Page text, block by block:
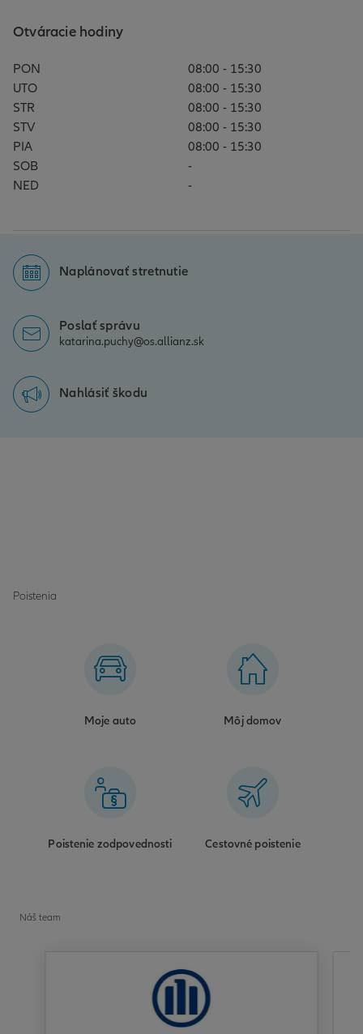
Otváracie hodiny
PON
08:00 - 15:30
UTO
08:00 - 15:30
STR
08:00 - 15:30
STV
08:00 - 15:30
PIA
08:00 - 15:30
SOB
-
NED
-
Naplánovať stretnutie
Poslať správu
katarina.puchy@os.allianz.sk
Nahlásiť škodu
Poistenia
Moje auto Môj domov
Poistenie zodpovednosti Cestovné poistenie
Náš team